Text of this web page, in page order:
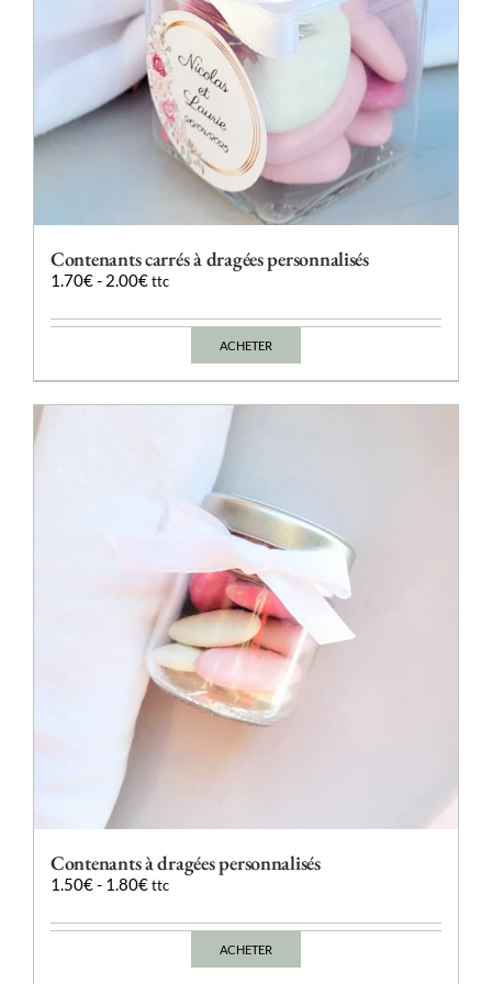
du
Contenants carrés à dragées personnalisés
1.70€- 2.00€ ttc
ACHETER
Ce
être
choisies
sur
la
page
du
produit
Contenants à dragées personnalisés
1.50€- 1.80€ ttc
ACHETER
Ce